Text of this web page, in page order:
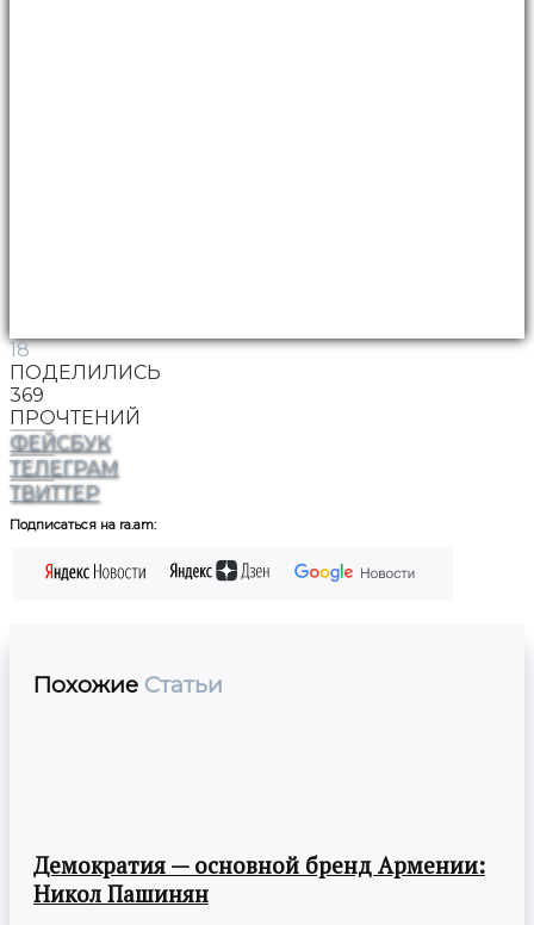
18
ПОДЕЛИЛИСЬ
369
ПРОЧТЕНИЙ
ФЕЙСБУК
ТЕЛЕГРАМ
ТВИТТЕР
Подписаться на ra.am:
Похожие Статьи
Демократия — основной бренд Армении:
Никол Пашинян